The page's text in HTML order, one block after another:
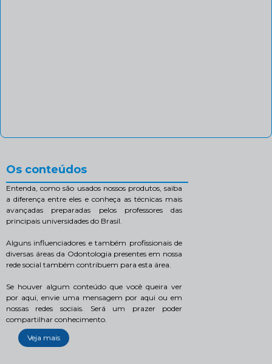
Os conteúdos
Entenda, como são usados nossos produtos, saiba
a diferença entre eles e conheça as técnicas mais
avançadas preparadas pelos professores das
principais universidades do Brasil.
Alguns influenciadores e também profissionais de
diversas áreas da Odontologia presentes em nossa
rede social também contribuem para esta área.
Se houver algum conteúdo que você queira ver
por aqui, envie uma mensagem por aqui ou em
nossas redes sociais. Será um prazer poder
compartilhar conhecimento.
Veja mais